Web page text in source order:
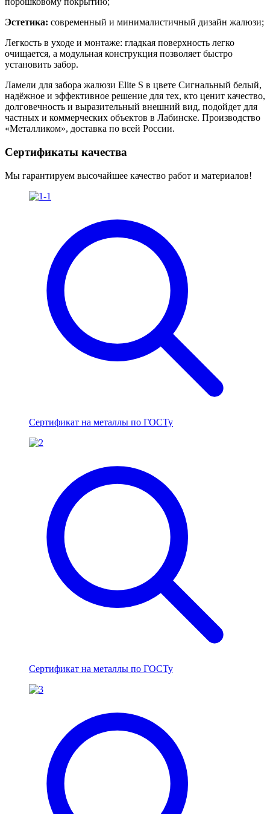
Эстетика: современный и минималистичный дизайн жалюзи;
Легкость в уходе и монтаже: гладкая поверхность легко
очищается, а модульная конструкция позволяет быстро
установить забор.
Ламели для забора жалюзи Elite S в цвете Сигнальный белый,
надёжное и эффективное решение для тех, кто ценит качество,
долговечность и выразительный внешний вид, подойдет для
частных и коммерческих объектов в Лабинске. Производство
«Металликом», доставка по всей России.
Сертификаты качества
Мы гарантируем высочайшее качество работ и материалов!
Сертификат на металлы по ГОСТу
Сертификат на металлы по ГОСТу